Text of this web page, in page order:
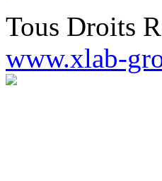
Tous Droits
www.xlab-